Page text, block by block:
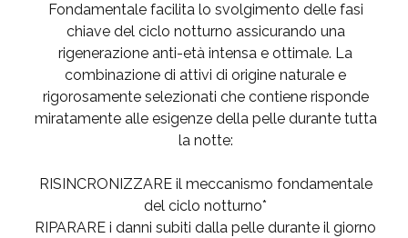
Fondamentale facilita lo svolgimento delle fasi
chiave del ciclo notturno assicurando una
rigenerazione anti-età intensa e ottimale. La
combinazione di attivi di origine naturale e
rigorosamente selezionati che contiene risponde
miratamente alle esigenze della pelle durante tutta
la notte:
RISINCRONIZZARE il meccanismo fondamentale
del ciclo notturno*
RIPARARE i danni subiti dalla pelle durante il giorno